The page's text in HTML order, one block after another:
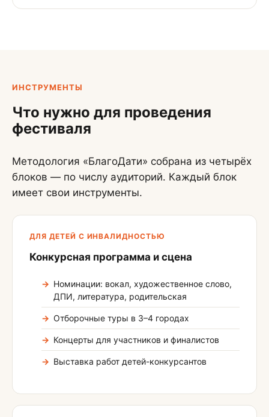
ИНСТРУМЕНТЫ
Что нужно для проведения
фестиваля
Методология «БлагоДати» собрана из четырёх
блоков — по числу аудиторий. Каждый блок
имеет свои инструменты.
ДЛЯ ДЕТЕЙ С ИНВАЛИДНОСТЬЮ
Конкурсная программа и сцена
Номинации: вокал, художественное слово,
ДПИ, литература, родительская
Отборочные туры в 3–4 городах
Концерты для участников и финалистов
Выставка работ детей-конкурсантов